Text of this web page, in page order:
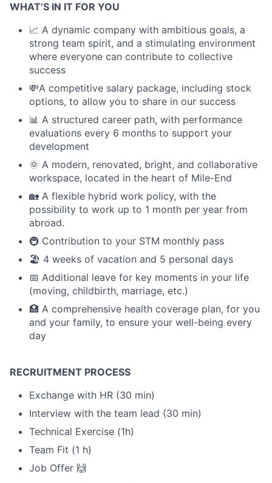
WHAT’S IN IT FOR YOU
📈 A dynamic company with ambitious goals, a
strong team spirit, and a stimulating environment
where everyone can contribute to collective
success
💸A competitive salary package, including stock
options, to allow you to share in our success
📊 A structured career path, with performance
evaluations every 6 months to support your
development
🌞 A modern, renovated, bright, and collaborative
workspace, located in the heart of Mile-End
🏡 A flexible hybrid work policy, with the
possibility to work up to 1 month per year from
abroad.
🚇 Contribution to your STM monthly pass
🏖 4 weeks of vacation and 5 personal days
📅 Additional leave for key moments in your life
(moving, childbirth, marriage, etc.)
🏥 A comprehensive health coverage plan, for you
and your family, to ensure your well-being every
day
RECRUITMENT PROCESS
Exchange with HR (30 min)
Interview with the team lead (30 min)
Technical Exercise (1h)
Team Fit (1 h)
Job Offer 🙌